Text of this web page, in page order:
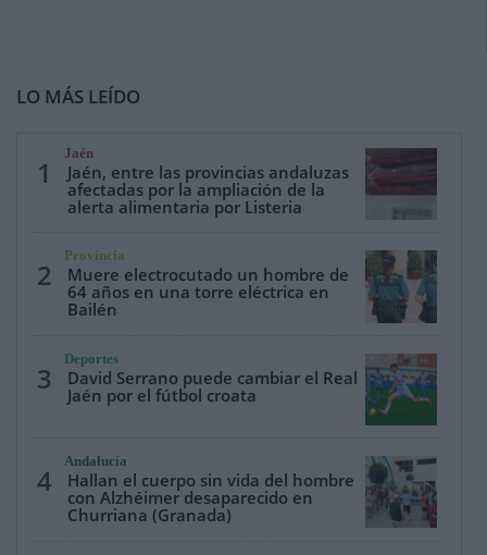
LO MÁS LEÍDO
1
Jaén
Jaén, entre las provincias andaluzas
afectadas por la ampliación de la
alerta alimentaria por Listeria
2
Provincia
Muere electrocutado un hombre de
64 años en una torre eléctrica en
Bailén
3
Deportes
David Serrano puede cambiar el Real
Jaén por el fútbol croata
4
Andalucía
Hallan el cuerpo sin vida del hombre
con Alzhéimer desaparecido en
Churriana (Granada)